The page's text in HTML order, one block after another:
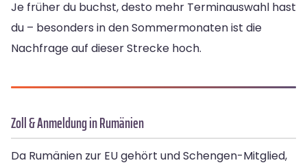
Je früher du buchst, desto mehr Terminauswahl hast
du – besonders in den Sommermonaten ist die
Nachfrage auf dieser Strecke hoch.
Zoll & Anmeldung in Rumänien
Da Rumänien zur EU gehört und Schengen-Mitglied,